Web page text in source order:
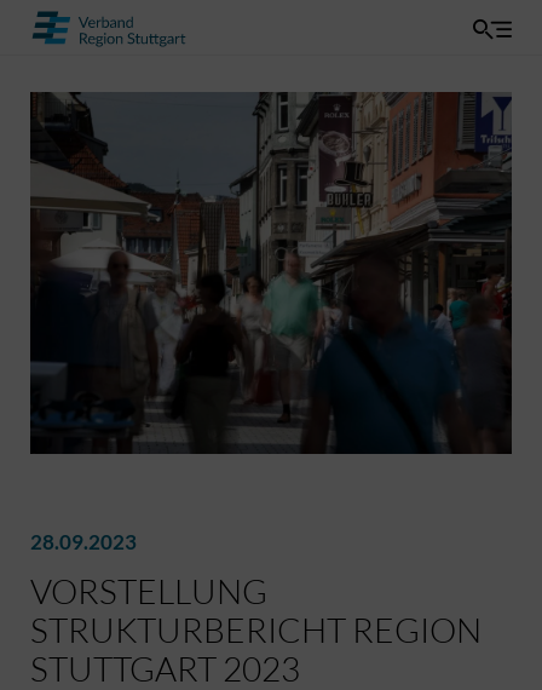
28.09.2023
VORSTELLUNG
STRUKTURBERICHT REGION
STUTTGART 2023